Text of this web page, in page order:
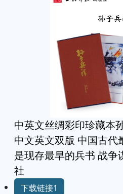
中英文丝绸彩印珍藏本
中文英文双版 中国古代
是现存最早的兵书 战争
社
下载链接1